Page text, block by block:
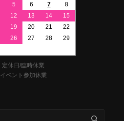
5 6 7
8
12 13 14
15
19 20 21
22
26 27 28
29
定休日/臨時休業
イベント参加休業